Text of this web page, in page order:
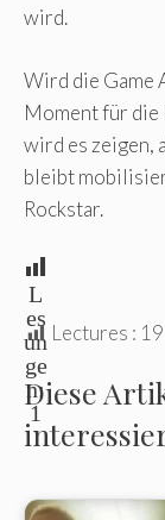
wird.
Wird die Game
Moment für die
wird es zeigen,
bleibt
Rockstar.
L
es
un
ge
n:
1
Lectures : 19
Diese